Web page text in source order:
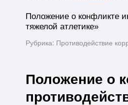
Положение о конфликте
тяжелой атлетике»
Рубрика: Противодействие
Положение о